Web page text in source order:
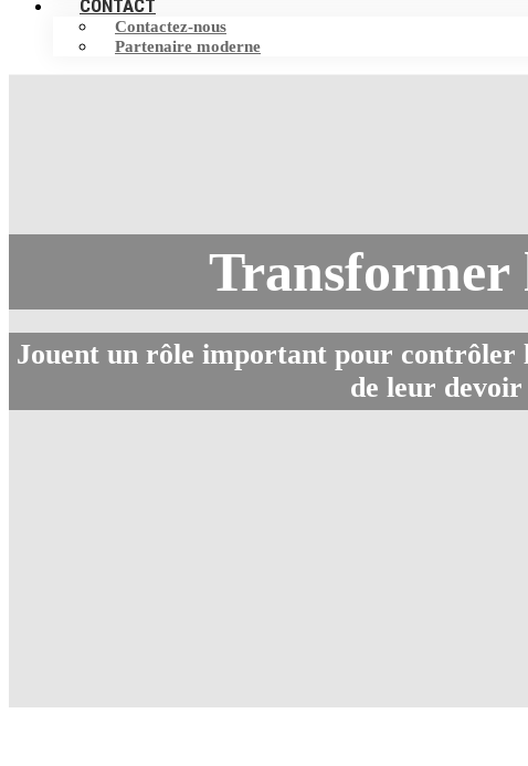
CONTACT
Contactez-nous
Partenaire moderne
Transformer
Jouent un rôle important pour contrôler
de leur